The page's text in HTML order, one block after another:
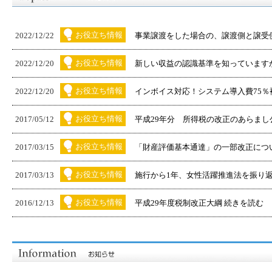
2022/12/22 お役立ち情報 事業譲渡をした場合の、譲渡側と譲受
2022/12/20 お役立ち情報 新しい収益の認識基準を知っています
2022/12/20 お役立ち情報 インボイス対応！システム導入費75
2017/05/12 お役立ち情報 平成29年分 所得税の改正のあらまし
2017/03/15 お役立ち情報 「財産評価基本通達」の一部改正に
2017/03/13 お役立ち情報 施行から1年、女性活躍推進法を振り
2016/12/13 お役立ち情報 平成29年度税制改正大綱 続きを読む